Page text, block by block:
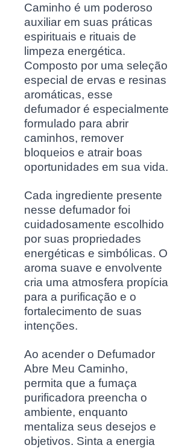
Caminho é um poderoso
auxiliar em suas práticas
espirituais e rituais de
limpeza energética.
Composto por uma seleção
especial de ervas e resinas
aromáticas, esse
defumador é especialmente
formulado para abrir
caminhos, remover
bloqueios e atrair boas
oportunidades em sua vida.
Cada ingrediente presente
nesse defumador foi
cuidadosamente escolhido
por suas propriedades
energéticas e simbólicas. O
aroma suave e envolvente
cria uma atmosfera propícia
para a purificação e o
fortalecimento de suas
intenções.
Ao acender o Defumador
Abre Meu Caminho,
permita que a fumaça
purificadora preencha o
ambiente, enquanto
mentaliza seus desejos e
objetivos. Sinta a energia